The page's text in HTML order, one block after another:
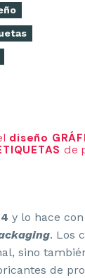
diseño
de
y lo hace
. Los
sino
de